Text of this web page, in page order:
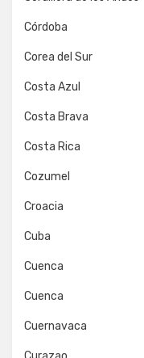
Córdoba
Corea del Sur
Costa Azul
Costa Brava
Costa Rica
Cozumel
Croacia
Cuba
Cuenca
Cuenca
Cuernavaca